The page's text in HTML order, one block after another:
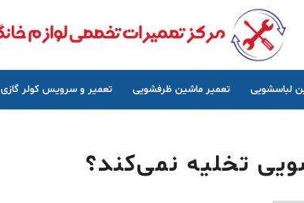
لباسشویی تعمیر ماشین ظرفشویی تعمیر و سرویس کولر گازی
تخلیه نمی‌کند؟